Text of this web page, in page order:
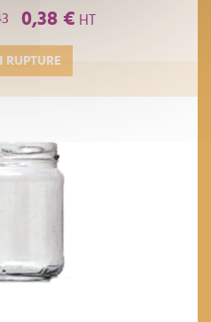
0,38 € HT
RUPTURE